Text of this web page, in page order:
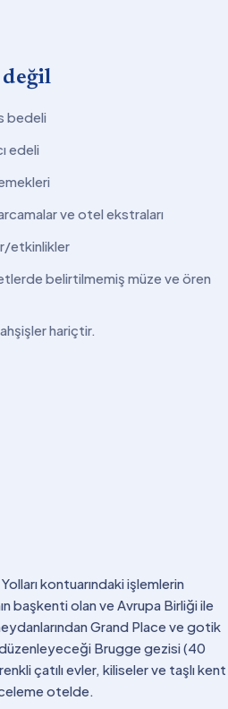
bedeli
edeli
ve otel ekstraları
etkinlikler
belirtilmemiş müze ve ören
hariçtir.
kontuarındaki işlemlerin
başkenti olan ve Avrupa Birliği ile
Grand Place ve gotik
Brugge gezisi (40
çatılı evler, kiliseler ve taşlı kent
otelde.